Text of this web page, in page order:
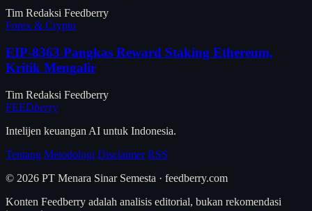
Tim Redaksi Feedberry
Forex & Crypto
EIP-8363 Pangkas Reward Staking Ethereum,
Kritik Mengalir
Tim Redaksi Feedberry
FEEDberry
Intelijen keuangan AI untuk Indonesia.
Tentang Metodologi Disclaimer RSS
© 2026 PT Menara Sinar Semesta · feedberry.com
Konten Feedberry adalah analisis editorial, bukan rekomendasi